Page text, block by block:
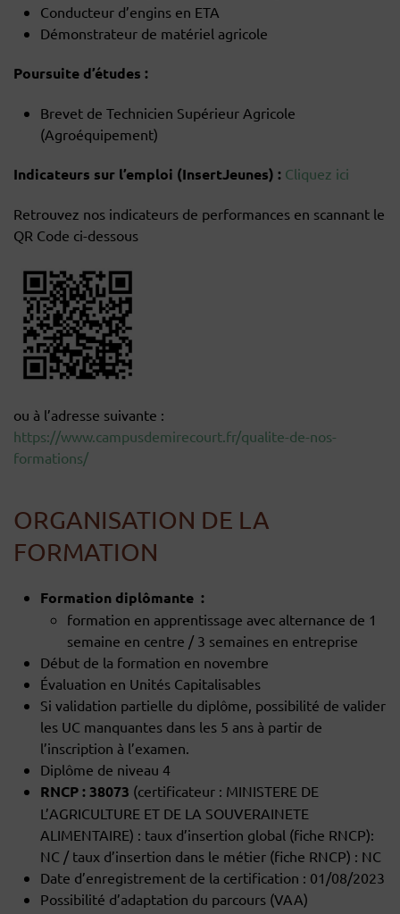
Conducteur d’engins en ETA
Démonstrateur de matériel agricole
Poursuite d’études :
Brevet de Technicien Supérieur Agricole
(Agroéquipement)
Indicateurs sur l’emploi (InsertJeunes) : Cliquez ici
Retrouvez nos indicateurs de performances en scannant le
QR Code ci-dessous
ou à l’adresse suivante :
https://www.campusdemirecourt.fr/qualite-de-nos-
formations/
ORGANISATION DE LA
FORMATION
Formation diplômante :
formation en apprentissage avec alternance de 1
semaine en centre / 3 semaines en entreprise
Début de la formation en novembre
Évaluation en Unités Capitalisables
Si validation partielle du diplôme, possibilité de valider
les UC manquantes dans les 5 ans à partir de
l’inscription à l’examen.
Diplôme de niveau 4
RNCP : 38073 (certificateur : MINISTERE DE
L’AGRICULTURE ET DE LA SOUVERAINETE
ALIMENTAIRE) : taux d’insertion global (fiche RNCP):
NC / taux d’insertion dans le métier (fiche RNCP) : NC
Date d’enregistrement de la certification : 01/08/2023
Possibilité d’adaptation du parcours (VAA)